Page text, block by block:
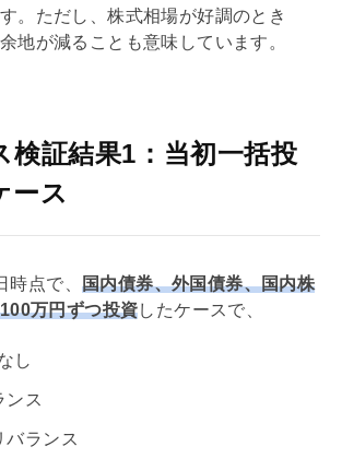
。ただし、株式相場が好調のとき
地が減ることも意味しています。
検証結果1：当初一括投
ース
点で、 国内債券、外国債券、国内株
万円ずつ投資したケースで、
し
ンス
バランス